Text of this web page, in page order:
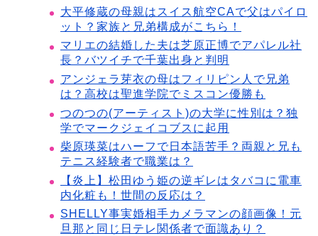
大平修蔵の母親はスイス航空CAで父はパイロ
ット？家族と兄弟構成がこちら！
マリエの結婚した夫は芝原正博でアパレル社
長？バツイチで千葉出身と判明
アンジェラ芽衣の母はフィリピン人で兄弟
は？高校は聖進学院でミスコン優勝も
つのつの(アーティスト)の大学に性別は？独
学でマークジェイコブスに起用
柴原瑛菜はハーフで日本語苦手？両親と兄も
テニス経験者で職業は？
【炎上】松田ゆう姫の逆ギレはタバコに電車
内化粧も！世間の反応は？
SHELLY事実婚相手カメラマンの顔画像！元
旦那と同じ日テレ関係者で面識あり？